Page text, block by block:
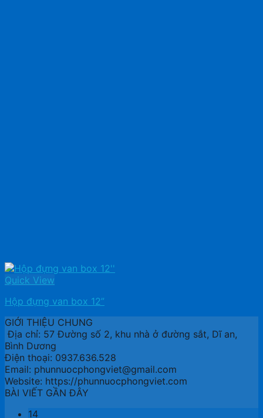
Quick View
Hộp đựng van box 12”
GIỚI THIỆU CHUNG
Địa chỉ: 57 Đường số 2, khu nhà ở đường sắt, Dĩ an,
Bình Dương
Điện thoại: 0937.636.528
Email: phunnuocphongviet@gmail.com
Website: https://phunnuocphongviet.com
BÀI VIẾT GẦN ĐÂY
14